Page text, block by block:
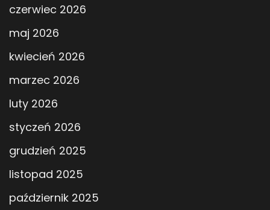
czerwiec 2026
maj 2026
kwiecień 2026
marzec 2026
luty 2026
styczeń 2026
grudzień 2025
listopad 2025
październik 2025